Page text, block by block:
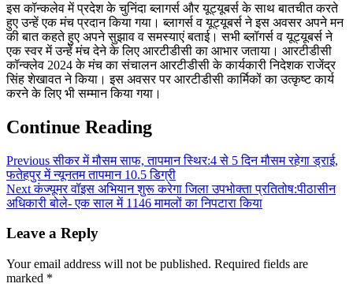
इस कॉन्कलेव में प्रदेश के चुनिंदा ब्लागर्स और यूट्यूबर्स के साथ बातचीत करते
हुए उन्हें एक मंच प्रदान किया गया। ब्लागर्स व यूट्यूबर्स ने इस अवसर अपने मन
की बात कहते हुए अपने सुझाव व समस्याएं बताई। सभी ब्लॉगर्स व यूट्यूबर्स ने
एक स्वर में उन्हें मंच देने के लिए आरटीडीसी का आभार जताया। आरटीडीसी
कॉन्क्लेव 2024 के मंच का संचालन आरटीडीसी के कार्यकारी निदेशक राजेंद्र
सिंह शेखावत ने किया। इस अवसर पर आरटीडीसी कार्मिकों का उत्कृष्ट कार्य
करने के लिए भी सम्मान किया गया।
Continue Reading
Previousसीकर में मौसम साफ, तापमान स्थिर:4 से 5 दिन मौसम रहेगा ड्राई,
फतेहपुर में न्यूनतम तापमान 10.5 डिग्री
Nextकंज्यूमर वॉइस अभियान शुरू करेगा जिला उपभोक्ता प्रतितोष:पीठासीन
अधिकारी बोले- एक साल में 1146 मामलों का निपटारा किया
Leave a Reply
Your email address will not be published. Required fields are
marked *